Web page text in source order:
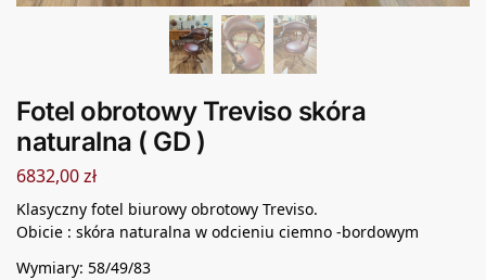
Fotel obrotowy Treviso skóra
naturalna ( GD )
6832,00zł
Klasyczny fotel biurowy obrotowy Treviso.
Obicie : skóra naturalna w odcieniu ciemno -bordowym
Wymiary: 58/49/83